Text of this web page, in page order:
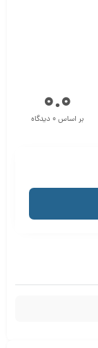
0.0
بر اساس 0 دیدگاه